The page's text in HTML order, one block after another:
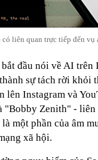
liên quan trực tiếp đến vụ
đầu nói về AI
sự tách rời khỏi
Instagram và
Zenith" - liên
một phần của âm
xã hội.